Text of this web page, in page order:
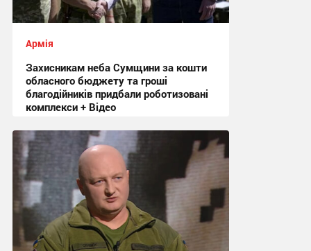
Армія
Захисникам неба Сумщини за кошти
обласного бюджету та гроші
благодійників придбали роботизовані
комплекси + Відео
21:36, 31.07.2026